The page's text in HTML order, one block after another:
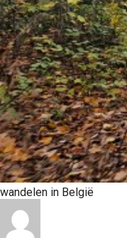
wandelen in België